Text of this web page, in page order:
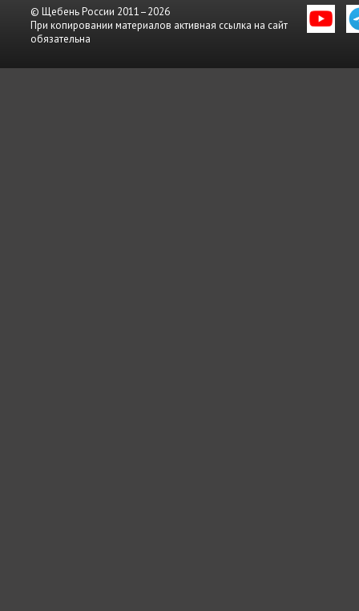
© Щебень России 2011–2026
При копировании материалов активная ссылка на сайт
обязательна